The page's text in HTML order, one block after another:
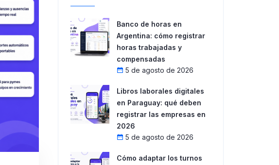
Banco de horas en
Argentina: cómo registrar
horas trabajadas y
compensadas
5 de agosto de 2026
Libros laborales digitales
en Paraguay: qué deben
registrar las empresas en
2026
5 de agosto de 2026
Cómo adaptar los turnos